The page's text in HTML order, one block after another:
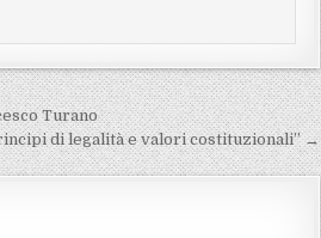
Turano
di legalità e valori costituzionali” →